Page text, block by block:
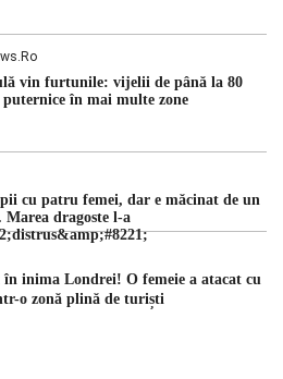
vin furtunile: vijelii de până la 80
în mai multe zone
cu patru femei, dar e măcinat de un
Marea dragoste l-a
inima Londrei! O femeie a atacat cu
o zonă plină de turiști